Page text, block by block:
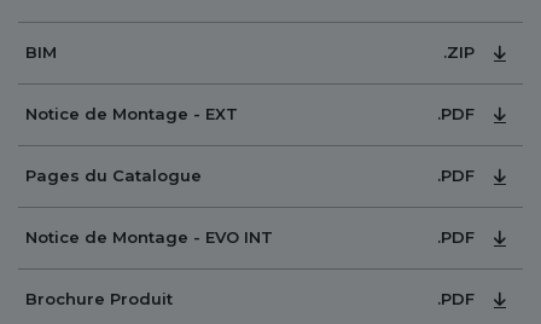
BIM .ZIP
Notice de Montage - EXT .PDF
Pages du Catalogue .PDF
Notice de Montage - EVO INT .PDF
Brochure Produit .PDF